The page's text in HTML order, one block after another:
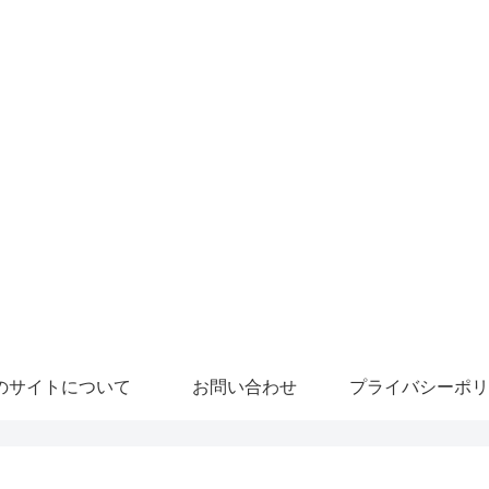
サイトについて お問い合わせ プライバシーポ